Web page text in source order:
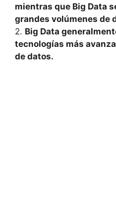
mientras que Big Data
grandes ⁤volúmenes de
2. Big ​Data
tecnologías más
de datos.